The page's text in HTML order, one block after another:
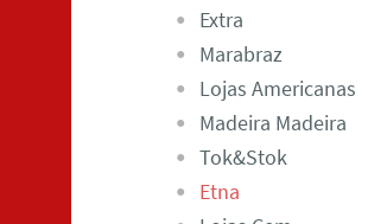
Extra
Marabraz
Lojas Americanas
Madeira Madeira
Tok&Stok
Etna